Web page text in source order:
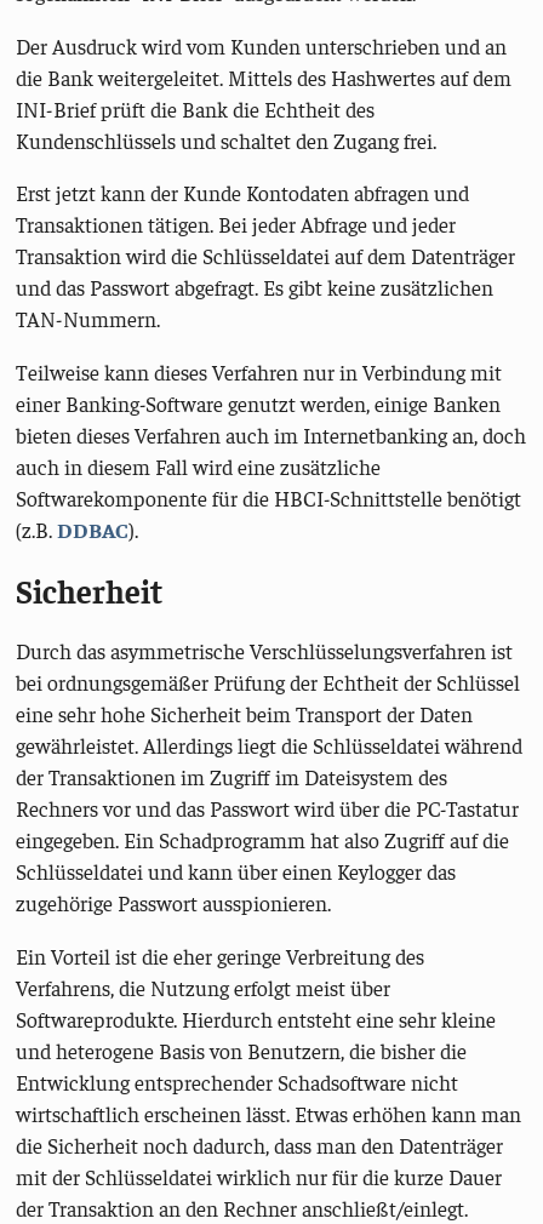
Der Ausdruck wird vom Kunden unterschrieben und an
die Bank weitergeleitet. Mittels des Hashwertes auf dem
INI-Brief prüft die Bank die Echtheit des
Kundenschlüssels und schaltet den Zugang frei.
Erst jetzt kann der Kunde Kontodaten abfragen und
Transaktionen tätigen. Bei jeder Abfrage und jeder
Transaktion wird die Schlüsseldatei auf dem Datenträger
und das Passwort abgefragt. Es gibt keine zusätzlichen
TAN-Nummern.
Teilweise kann dieses Verfahren nur in Verbindung mit
einer Banking-Software genutzt werden, einige Banken
bieten dieses Verfahren auch im Internetbanking an, doch
auch in diesem Fall wird eine zusätzliche
Softwarekomponente für die HBCI-Schnittstelle benötigt
(z.B.DDBAC).
Sicherheit
Durch das asymmetrische Verschlüsselungsverfahren ist
bei ordnungsgemäßer Prüfung der Echtheit der Schlüssel
eine sehr hohe Sicherheit beim Transport der Daten
gewährleistet. Allerdings liegt die Schlüsseldatei während
der Transaktionen im Zugriff im Dateisystem des
Rechners vor und das Passwort wird über die PC-Tastatur
eingegeben. Ein Schadprogramm hat also Zugriff auf die
Schlüsseldatei und kann über einen Keylogger das
zugehörige Passwort ausspionieren.
Ein Vorteil ist die eher geringe Verbreitung des
Verfahrens, die Nutzung erfolgt meist über
Softwareprodukte. Hierdurch entsteht eine sehr kleine
und heterogene Basis von Benutzern, die bisher die
Entwicklung entsprechender Schadsoftware nicht
wirtschaftlich erscheinen lässt. Etwas erhöhen kann man
die Sicherheit noch dadurch, dass man den Datenträger
mit der Schlüsseldatei wirklich nur für die kurze Dauer
der Transaktion an den Rechner anschließt/einlegt.